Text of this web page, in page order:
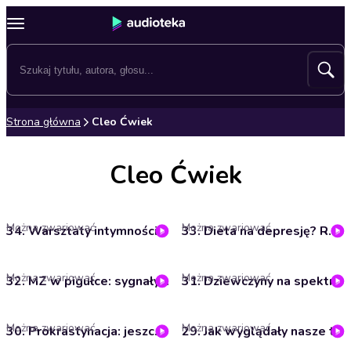
Strona główna Cleo Ćwiek
Cleo Ćwiek
34. Warsztaty intymności. Rozmowa z Agnieszką Szeżyńską.
Można zwariować 33. Dieta na depresję? Rozmowa z lek. Alicją Baską.
Można zwariować
32. MZ w pigułce: sygnały ostrzegawcze
Można zwariować 31. Dziewczyny na spektrum autyzmu. Rozmowa z Natalią Fiedorczuk-Cieślak.
Można zwariować
30. Prokrastynacja: jeszcze tylko zamiotę pustynię i zabieram się do roboty!
Można zwariować 29. Jak wyglądały nasze terapie?
Można zwariować